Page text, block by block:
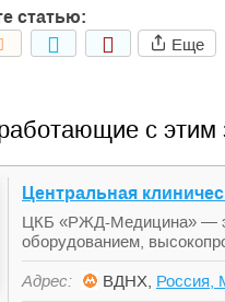
статью:
Еще
с этим
Центральная
ЦКБ «РЖД-Медицина» —
оборудованием,
Адрес: ВДНХ, Россия,